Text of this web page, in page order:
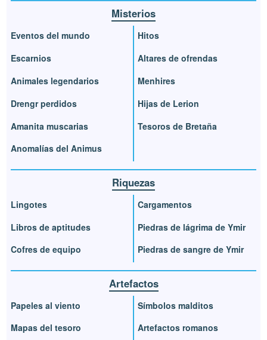
Misterios
Eventos del mundo
Escarnios
Animales legendarios
Drengr perdidos
Amanita muscarias
Anomalías del Animus
Hitos
Altares de ofrendas
Menhires
Hijas de Lerion
Tesoros de Bretaña
Riquezas
Lingotes
Libros de aptitudes
Cofres de equipo
Cargamentos
Piedras de lágrima de Ymir
Piedras de sangre de Ymir
Artefactos
Papeles al viento
Mapas del tesoro
Símbolos malditos
Artefactos romanos